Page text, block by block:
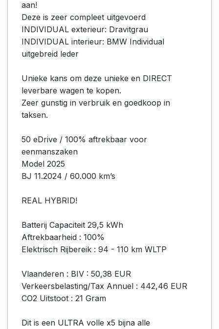
aan!
Deze is zeer compleet uitgevoerd
INDIVIDUAL exterieur: Dravitgrau
INDIVIDUAL interieur: BMW Individual
uitgebreid leder
Unieke kans om deze unieke en DIRECT
leverbare wagen te kopen.
Zeer gunstig in verbruik en goedkoop in
taksen.
50 eDrive / 100% aftrekbaar voor
eenmanszaken
Model 2025
BJ 11.2024 / 60.000 km’s
REAL HYBRID!
Batterij Capaciteit 29,5 kWh
Aftrekbaarheid : 100%
Elektrisch Rijbereik : 94 - 110 km WLTP
Vlaanderen : BIV : 50,38 EUR
Verkeersbelasting/Tax Annuel : 442,46 EUR
CO2 Uitstoot : 21 Gram
Dit is een ULTRA volle x5 bijna alle